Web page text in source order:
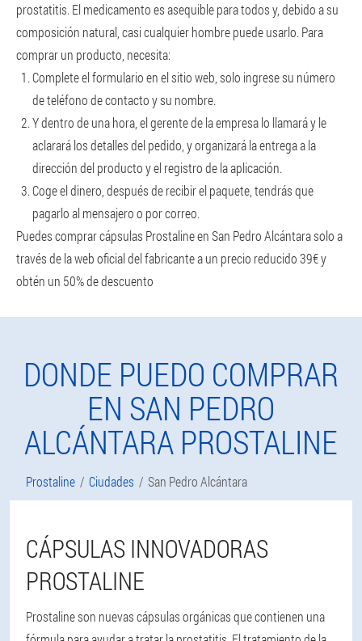
prostatitis. El medicamento es asequible para todos y, debido a su
composición natural, casi cualquier hombre puede usarlo. Para
comprar un producto, necesita:
Complete el formulario en el sitio web, solo ingrese su número
de teléfono de contacto y su nombre.
Y dentro de una hora, el gerente de la empresa lo llamará y le
aclarará los detalles del pedido, y organizará la entrega a la
dirección del producto y el registro de la aplicación.
Coge el dinero, después de recibir el paquete, tendrás que
pagarlo al mensajero o por correo.
Puedes comprar cápsulas Prostaline en San Pedro Alcántara solo a
través de la web oficial del fabricante a un precio reducido 39€ y
obtén un 50% de descuento
DONDE PUEDO COMPRAR
EN SAN PEDRO
ALCÁNTARA PROSTALINE
Prostaline Ciudades San Pedro Alcántara
CÁPSULAS INNOVADORAS
PROSTALINE
Prostaline son nuevas cápsulas orgánicas que contienen una